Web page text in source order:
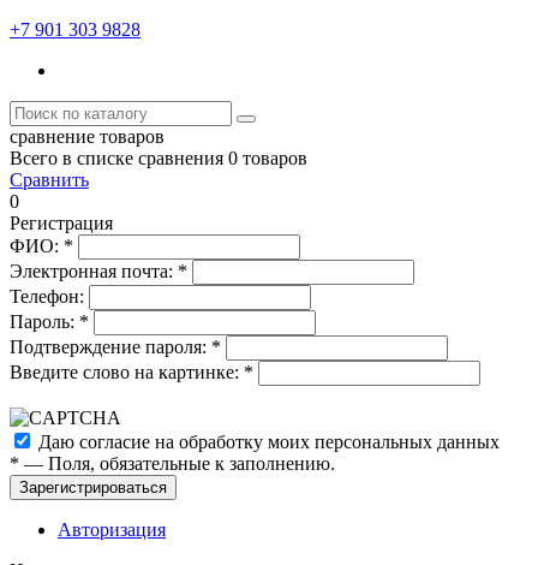
+7 901 303 9828
сравнение товаров
Всего в списке сравнения 0 товаров
Сравнить
0
Регистрация
ФИО: *
Электронная почта: *
Телефон:
Пароль: *
Подтверждение пароля: *
Введите слово на картинке: *
Даю согласие на обработку моих персональных данных
* — Поля, обязательные к заполнению.
Зарегистрироваться
Авторизация